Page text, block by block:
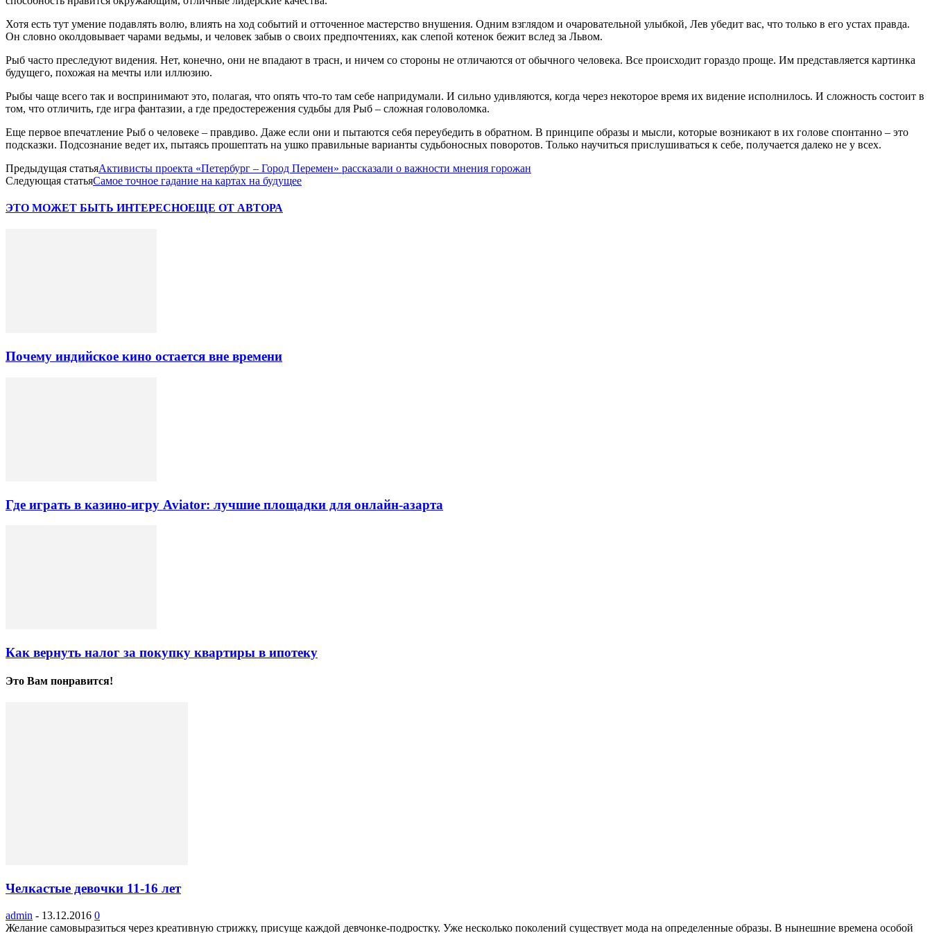
Хотя есть тут умение подавлять волю, влиять на ход событий и отточенное мастерство внушения. Одним взглядом и очаровательной улыбкой, Лев убедит вас, что только в его устах правда.
Он словно околдовывает чарами ведьмы, и человек забыв о своих предпочтениях, как слепой котенок бежит вслед за Львом.
Рыб часто преследуют видения. Нет, конечно, они не впадают в трасн, и ничем со стороны не отличаются от обычного человека. Все происходит гораздо проще. Им представляется картинка
будущего, похожая на мечты или иллюзию.
Рыбы чаще всего так и воспринимают это, полагая, что опять что-то там себе напридумали. И сильно удивляются, когда через некоторое время их видение исполнилось. И сложность состоит в
том, что отличить, где игра фантазии, а где предостережения судьбы для Рыб – сложная головоломка.
Еще первое впечатление Рыб о человеке – правдиво. Даже если они и пытаются себя переубедить в обратном. В принципе образы и мысли, которые возникают в их голове спонтанно – это
подсказки. Подсознание ведет их, пытаясь прошептать на ушко правильные варианты судьбоносных поворотов. Только научиться прислушиваться к себе, получается далеко не у всех.
Предыдущая статьяАктивисты проекта «Петербург – Город Перемен» рассказали о важности мнения горожан
Следующая статьяСамое точное гадание на картах на будущее
ЭТО МОЖЕТ БЫТЬ ИНТЕРЕСНОЕЩЕ ОТ АВТОРА
Почему индийское кино остается вне времени
Где играть в казино-игру Aviator: лучшие площадки для онлайн-азарта
Как вернуть налог за покупку квартиры в ипотеку
Это Вам понравится!
Челкастые девочки 11-16 лет
admin - 13.12.2016 0
Желание самовыразиться через креативную стрижку, присуще каждой девчонке-подростку. Уже несколько поколений существует мода на определенные образы. В нынешние времена особой